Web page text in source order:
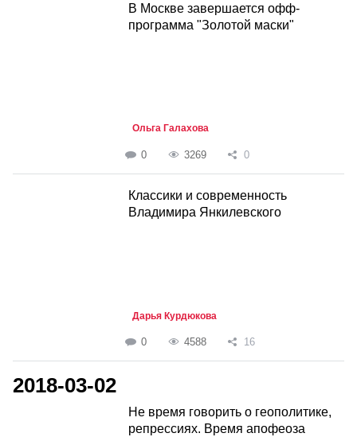
В Москве завершается офф-
программа "Золотой маски"
Ольга Галахова
0 3269 0
Классики и современность
Владимира Янкилевского
Дарья Курдюкова
0 4588 16
2018-03-02
Не время говорить о геополитике,
репрессиях. Время апофеоза